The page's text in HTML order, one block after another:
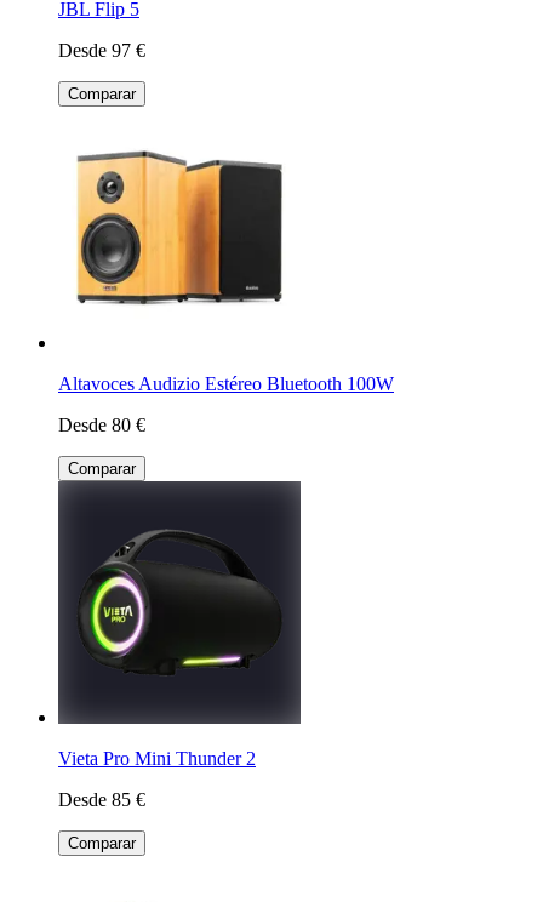
JBL Flip 5
Desde 97 €
Comparar
Altavoces Audizio Estéreo Bluetooth 100W
Desde 80 €
Comparar
Vieta Pro Mini Thunder 2
Desde 85 €
Comparar